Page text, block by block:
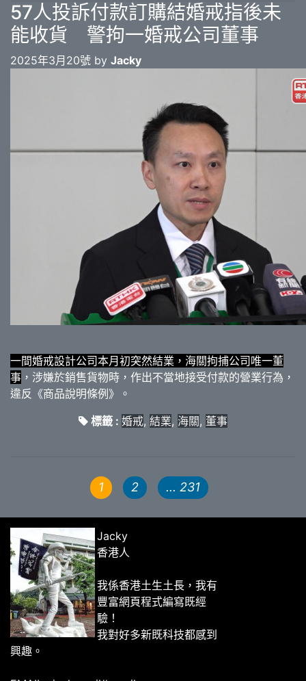
57人投訴付款訂購結婚戒指後未
能收貨 警拘一婚戒公司董事
2025年3月20號 by Jacky
一間婚戒設計公司本月初突然結業，海關拘捕公司唯一董
事 ，涉嫌於銷售貨物時，作出不當地接受付款的營業行為，
違反《商品說明條例》。
標籤 : 婚戒, 結業, 海關, 董事
1 2 ... 231
Jacky
香港人
我係香港土生土長，我有
豐富網頁程式編寫既經
驗！
我對好多新既科技都感到
興趣。